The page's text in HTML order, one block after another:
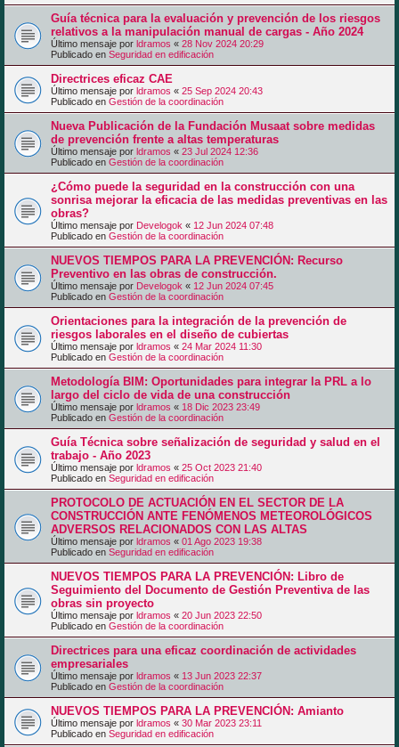
Guía técnica para la evaluación y prevención de los riesgos
relativos a la manipulación manual de cargas - Año 2024
Último mensaje por ldramos « 28 Nov 2024 20:29
Publicado en Seguridad en edificación
Directrices eficaz CAE
Último mensaje por ldramos « 25 Sep 2024 20:43
Publicado en Gestión de la coordinación
Nueva Publicación de la Fundación Musaat sobre medidas
de prevención frente a altas temperaturas
Último mensaje por ldramos « 23 Jul 2024 12:36
Publicado en Gestión de la coordinación
¿Cómo puede la seguridad en la construcción con una
sonrisa mejorar la eficacia de las medidas preventivas en las
obras?
Último mensaje por Develogok « 12 Jun 2024 07:48
Publicado en Gestión de la coordinación
NUEVOS TIEMPOS PARA LA PREVENCIÓN: Recurso
Preventivo en las obras de construcción.
Último mensaje por Develogok « 12 Jun 2024 07:45
Publicado en Gestión de la coordinación
Orientaciones para la integración de la prevención de
riesgos laborales en el diseño de cubiertas
Último mensaje por ldramos « 24 Mar 2024 11:30
Publicado en Gestión de la coordinación
Metodología BIM: Oportunidades para integrar la PRL a lo
largo del ciclo de vida de una construcción
Último mensaje por ldramos « 18 Dic 2023 23:49
Publicado en Gestión de la coordinación
Guía Técnica sobre señalización de seguridad y salud en el
trabajo - Año 2023
Último mensaje por ldramos « 25 Oct 2023 21:40
Publicado en Seguridad en edificación
PROTOCOLO DE ACTUACIÓN EN EL SECTOR DE LA
CONSTRUCCIÓN ANTE FENÓMENOS METEOROLÓGICOS
ADVERSOS RELACIONADOS CON LAS ALTAS
Último mensaje por ldramos « 01 Ago 2023 19:38
Publicado en Seguridad en edificación
NUEVOS TIEMPOS PARA LA PREVENCIÓN: Libro de
Seguimiento del Documento de Gestión Preventiva de las
obras sin proyecto
Último mensaje por ldramos « 20 Jun 2023 22:50
Publicado en Gestión de la coordinación
Directrices para una eficaz coordinación de actividades
empresariales
Último mensaje por ldramos « 13 Jun 2023 22:37
Publicado en Gestión de la coordinación
NUEVOS TIEMPOS PARA LA PREVENCIÓN: Amianto
Último mensaje por ldramos « 30 Mar 2023 23:11
Publicado en Seguridad en edificación